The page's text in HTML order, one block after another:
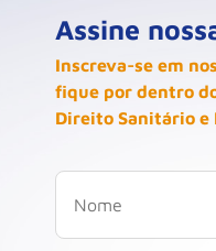
Assine
Inscreva-se em
fique por dentro
Direito Sanitário e